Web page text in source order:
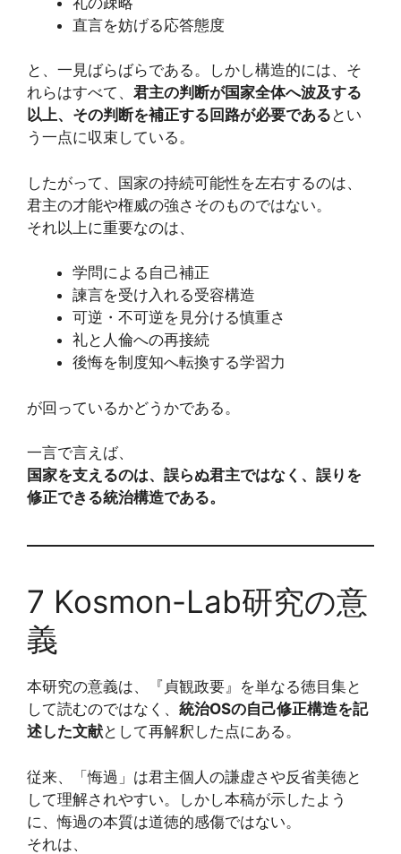
直言を妨げる応答態度
と、一見ばらばらである。しかし構造的には、そ
れらはすべて、 君主の判断が国家全体へ波及する
以上、その判断を補正する回路が必要である とい
う一点に収束している。
したがって、国家の持続可能性を左右するのは、
君主の才能や権威の強さそのものではない。
それ以上に重要なのは、
学問による自己補正
諫言を受け入れる受容構造
可逆・不可逆を見分ける慎重さ
礼と人倫への再接続
後悔を制度知へ転換する学習力
が回っているかどうかである。
一言で言えば、
国家を支えるのは、誤らぬ君主ではなく、誤りを
修正できる統治構造である。
7 Kosmon-Lab研究の意
義
本研究の意義は、『貞観政要』を単なる徳目集と
して読むのではなく、 統治OSの自己修正構造を記
述した文献として再解釈した点にある。
従来、「悔過」は君主個人の謙虚さや反省美徳と
して理解されやすい。しかし本稿が示したよう
に、悔過の本質は道徳的感傷ではない。
それは、